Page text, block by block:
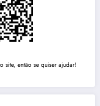
site, então se quiser ajudar!